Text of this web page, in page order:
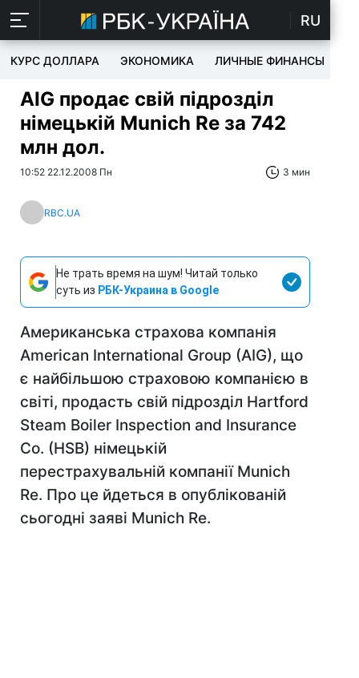
RU
КУРС ДОЛЛАРА ЭКОНОМИКА ЛИЧНЫЕ ФИНАНСЫ
AIG продає свій підрозділ
німецькій Munich Re за 742
млн дол.
10:52 22.12.2008 Пн 3 мин
RBC.UA
Не трать время на шум! Читай только
суть из РБК-Украина в Google
Американська страхова компанія
American International Group (AIG), що
є найбільшою страховою компанією в
світі, продасть свій підрозділ Hartford
Steam Boiler Inspection and Insurance
Co. (HSB) німецькій
перестрахувальній компанії Munich
Re. Про це йдеться в опублікованій
сьогодні заяві Munich Re.